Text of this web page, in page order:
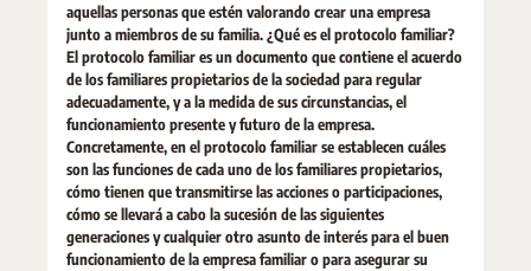
aquellas personas que estén valorando crear una empresa
junto a miembros de su familia. ¿Qué es el protocolo familiar?
El protocolo familiar es un documento que contiene el acuerdo
de los familiares propietarios de la sociedad para regular
adecuadamente, y a la medida de sus circunstancias, el
funcionamiento presente y futuro de la empresa.
Concretamente, en el protocolo familiar se establecen cuáles
son las funciones de cada uno de los familiares propietarios,
cómo tienen que transmitirse las acciones o participaciones,
cómo se llevará a cabo la sucesión de las siguientes
generaciones y cualquier otro asunto de interés para el buen
funcionamiento de la empresa familiar o para asegurar su